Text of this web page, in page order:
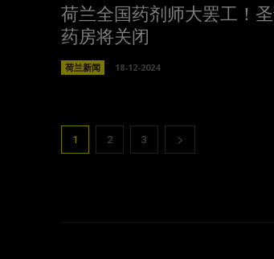
荷兰全国药剂师大罢工！
药房将关闭
荷兰新闻 18-12-2024
1 2 3